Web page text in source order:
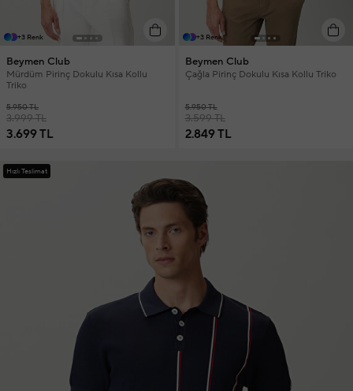
+3 Renk
Beymen Club
Mürdüm Pirinç Dokulu Kısa Kollu
Triko
5.950 TL
3.999 TL
3.699 TL
+3 Renk
Beymen Club
Çağla Pirinç Dokulu Kısa Kollu Triko
5.950 TL
3.599 TL
2.849 TL
Hızlı Teslimat